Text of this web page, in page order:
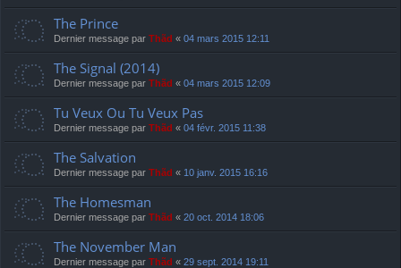
The Prince
Dernier message par Thãd « 04 mars 2015 12:11
The Signal (2014)
Dernier message par Thãd « 04 mars 2015 12:09
Tu Veux Ou Tu Veux Pas
Dernier message par Thãd « 04 févr. 2015 11:38
The Salvation
Dernier message par Thãd « 10 janv. 2015 16:16
The Homesman
Dernier message par Thãd « 20 oct. 2014 18:06
The November Man
Dernier message par Thãd « 29 sept. 2014 19:11